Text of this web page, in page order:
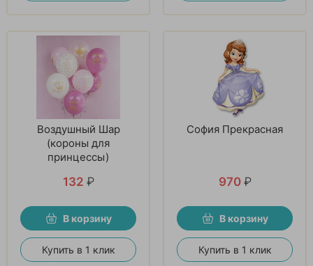
Воздушный Шар
(короны для
принцессы)
132 ₽
В корзину
Купить в 1 клик
София Прекрасная
970 ₽
В корзину
Купить в 1 клик